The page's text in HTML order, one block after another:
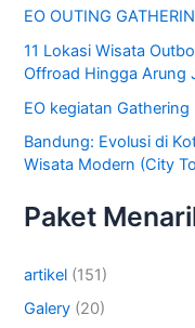
EO OUTING
11 Lokasi Wisata
Offroad Hingga Arung
EO kegiatan Gathering
Bandung: Evolusi di
Wisata Modern (City
Paket
artikel (151)
Galery (20)